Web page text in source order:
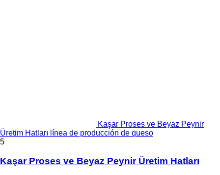
Kaşar Proses ve Beyaz Peynir
Üretim Hatları línea de producción de queso
5
Kaşar Proses ve Beyaz Peynir Üretim Hatları